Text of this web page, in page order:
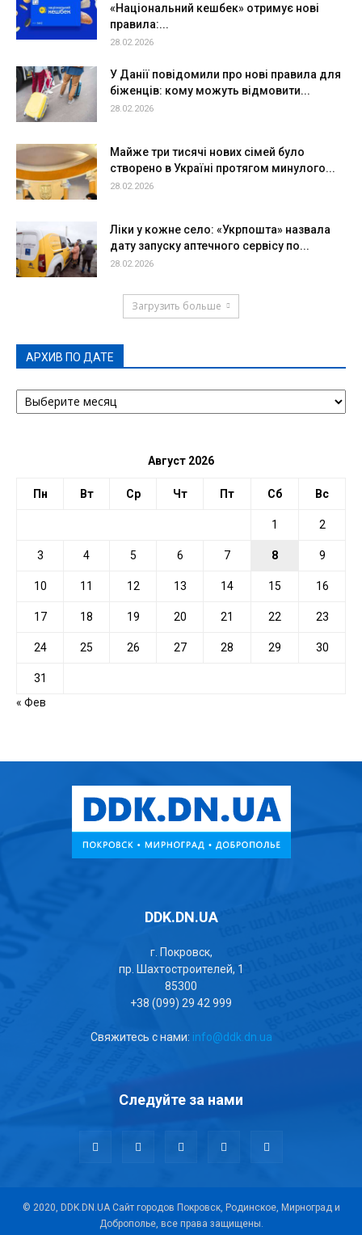
«Національний кешбек» отримує нові
правила:...
28.02.2026
У Данії повідомили про нові правила для
біженців: кому можуть відмовити...
28.02.2026
Майже три тисячі нових сімей було
створено в Україні протягом минулого...
28.02.2026
Ліки у кожне село: «Укрпошта» назвала
дату запуску аптечного сервісу по...
28.02.2026
Загрузить больше
АРХИВ ПО ДАТЕ
АРХИВ
ПО
Август 2026
Пн Вт Ср Чт Пт Сб Вс
1 2
3 4 5 6 7 8 9
10 11 12 13 14 15 16
17 18 19 20 21 22 23
24 25 26 27 28 29 30
31
« Фев
DDK.DN.UA
г. Покровск,
пр. Шахтостроителей, 1
85300
+38 (099) 29 42 999
Свяжитесь с нами: info@ddk.dn.ua
Следуйте за нами
© 2020, DDK.DN.UA Сайт городов Покровск, Родинское, Мирноград и
Доброполье, все права защищены.